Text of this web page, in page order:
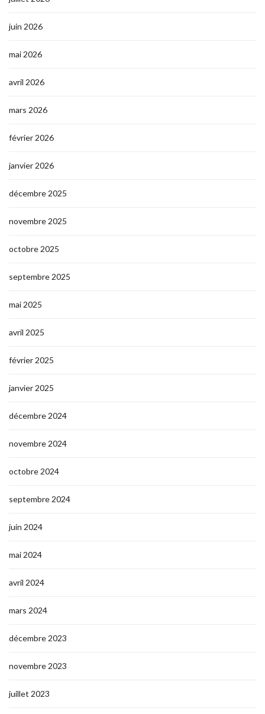
juin 2026
mai 2026
avril 2026
mars 2026
février 2026
janvier 2026
décembre 2025
novembre 2025
octobre 2025
septembre 2025
mai 2025
avril 2025
février 2025
janvier 2025
décembre 2024
novembre 2024
octobre 2024
septembre 2024
juin 2024
mai 2024
avril 2024
mars 2024
décembre 2023
novembre 2023
juillet 2023